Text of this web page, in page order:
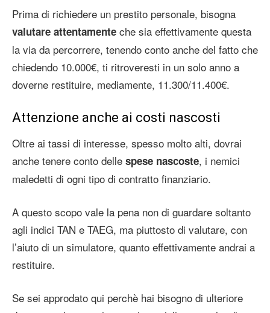
Prima di richiedere un prestito personale, bisogna
valutare attentamente che sia effettivamente questa
la via da percorrere, tenendo conto anche del fatto che
chiedendo 10.000€, ti ritroveresti in un solo anno a
doverne restituire, mediamente, 11.300/11.400€.
Attenzione anche ai costi nascosti
Oltre ai tassi di interesse, spesso molto alti, dovrai
anche tenere conto delle spese nascoste, i nemici
maledetti di ogni tipo di contratto finanziario.
A questo scopo vale la pena non di guardare soltanto
agli indici TAN e TAEG, ma piuttosto di valutare, con
l’aiuto di un simulatore, quanto effettivamente andrai a
restituire.
Se sei approdato qui perchè hai bisogno di ulteriore